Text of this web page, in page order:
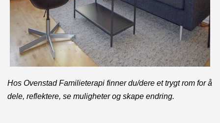
Hos Ovenstad Familieterapi finner du/dere et trygt rom for å
dele, reflektere, se muligheter og skape endring.